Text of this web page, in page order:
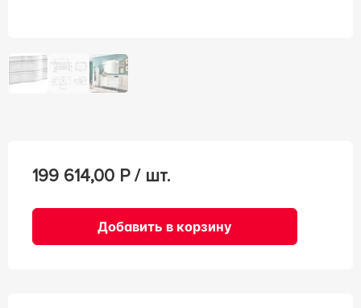
199 614,00 Р / шт.
Добавить в корзину